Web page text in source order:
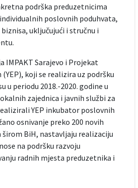
podrška preduzetnicima
poslovnih poduhvata,
uključujući i stručnu i
IMPAKT Sarajevo i Projekat
koji se realizira uz podršku
u periodu 2018.-2020. godine u
zajednica i javnih službi za
YEP inkubator poslovnih
osnivanje preko 200 novih
BiH, nastavljaju realizaciju
na podršku razvoju
radnih mjesta preduzetnika i